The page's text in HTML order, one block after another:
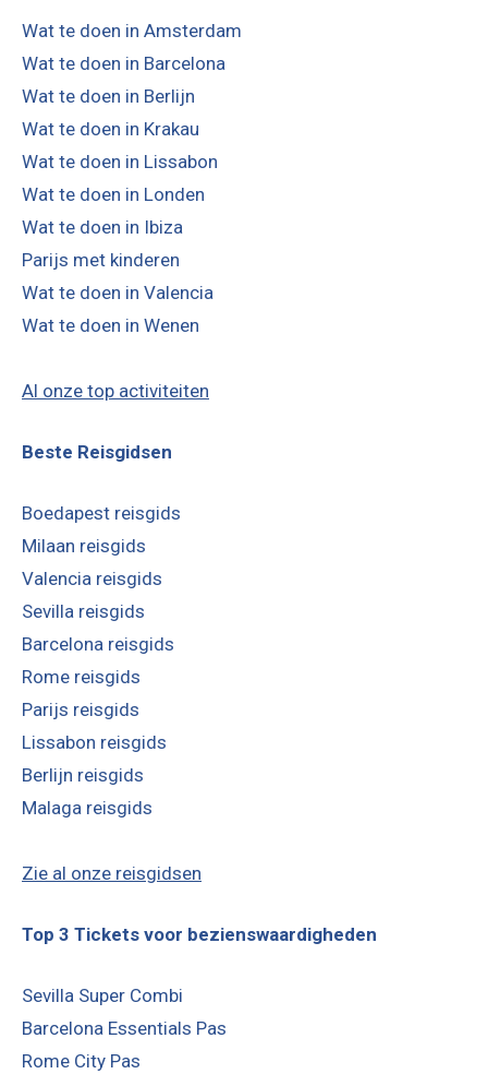
Wat te doen in Amsterdam
Wat te doen in Barcelona
Wat te doen in Berlijn
Wat te doen in Krakau
Wat te doen in Lissabon
Wat te doen in Londen
Wat te doen in Ibiza
Parijs met kinderen
Wat te doen in Valencia
Wat te doen in Wenen
Al onze top activiteiten
Beste Reisgidsen
Boedapest reisgids
Milaan reisgids
Valencia reisgids
Sevilla reisgids
Barcelona reisgids
Rome reisgids
Parijs reisgids
Lissabon reisgids
Berlijn reisgids
Malaga reisgids
Zie al onze reisgidsen
Top 3 Tickets voor bezienswaardigheden
Sevilla Super Combi
Barcelona Essentials Pas
Rome City Pas